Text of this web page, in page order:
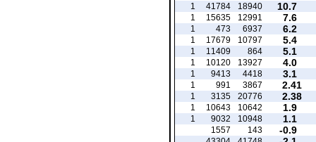
10.7
18940
41784
1
7.6
12991
15635
1
6.2
6937
473
1
5.4
10797
17679
1
5.1
864
11409
1
4.0
13927
10120
1
3.1
4418
9413
1
2.41
3867
991
1
2.38
20776
3135
1
1.9
10642
10643
1
1.1
10948
9032
1
-0.9
143
1557